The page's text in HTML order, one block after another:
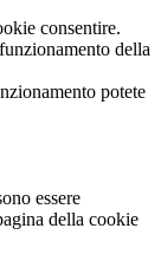
consentire.
della
potete
essere
della cookie